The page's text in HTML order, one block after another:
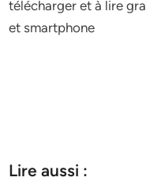
télécharger et à lire
et smartphone
Lire aussi :